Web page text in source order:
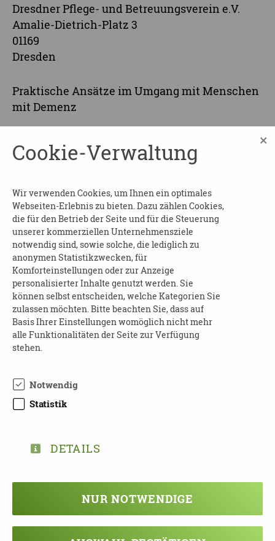
Dresdner Pflege- und Betreuungsverein e.V.
Amalie-Dietrich-Platz 3
01169
Dresden
Praktische Ansätze im Umgang mit Menschen
mit Demenz
bietet im Auftrag der Landeshauptstadt
Dresden eine Schulung zum Krankheitsbild
Bürgern an.
Der Aufbaukurs vertieft das Grundwissen über
das Krankheitsbild Demenz und im Umgang
mit herausforderndem Verhalten bei Demenz.
Die Veranstaltung ist für Dresdner Bürger
kostenfrei.
Wir bitten um verbindliche Anmeldung unter
0351 4166047 oderdemenz[at]dpbv-online.de.
DOWNLOAD
DOPPELSEITIG.PDF
TEILEN
Cookie-Verwaltung ×
Wir verwenden Cookies, um Ihnen ein optimales
Webseiten-Erlebnis zu bieten. Dazu zählen Cookies,
die für den Betrieb der Seite und für die Steuerung
unserer kommerziellen Unternehmensziele
notwendig sind, sowie solche, die lediglich zu
anonymen Statistikzwecken, für
Komforteinstellungen oder zur Anzeige
personalisierter Inhalte genutzt werden. Sie
können selbst entscheiden, welche Kategorien Sie
zulassen möchten. Bitte beachten Sie, dass auf
Basis Ihrer Einstellungen womöglich nicht mehr
alle Funktionalitäten der Seite zur Verfügung
stehen.
Notwendig
Statistik
DETAILS
NUR NOTWENDIGE